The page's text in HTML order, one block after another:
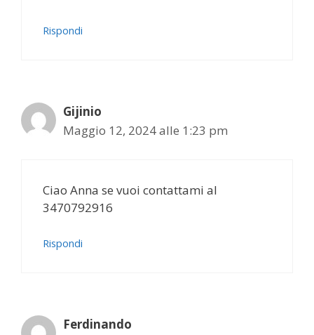
Rispondi
Gijinio
Maggio 12, 2024 alle 1:23 pm
Ciao Anna se vuoi contattami al
3470792916
Rispondi
Ferdinando